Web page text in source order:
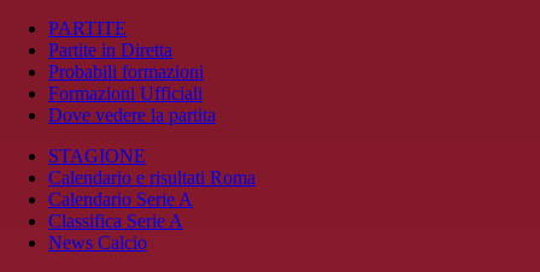
PARTITE
Partite in Diretta
Probabili formazioni
Formazioni Ufficiali
Dove vedere la partita
STAGIONE
Calendario e risultati Roma
Calendario Serie A
Classifica Serie A
News Calcio